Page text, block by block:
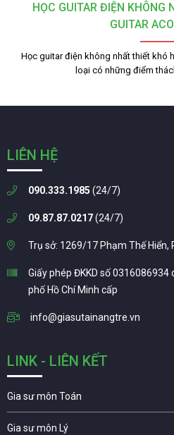
HỌC GUITAR ĐIỆN KHÔNG
GUITAR
Học guitar điện không nhất thiết khó
loại có những điểm
LIÊN HỆ
090.333.1985 (24/7)
09.87.87.0217(24/7)
Trụ sở: 1269/17 Phạm Thế Hiển,
Giấy phép ĐKKD số
phố Hồ Chí Minh cấp
info@giasutainangtre.vn
LINK - LIÊN KẾT
Gia sư môn Toán
Gia sư môn Lý